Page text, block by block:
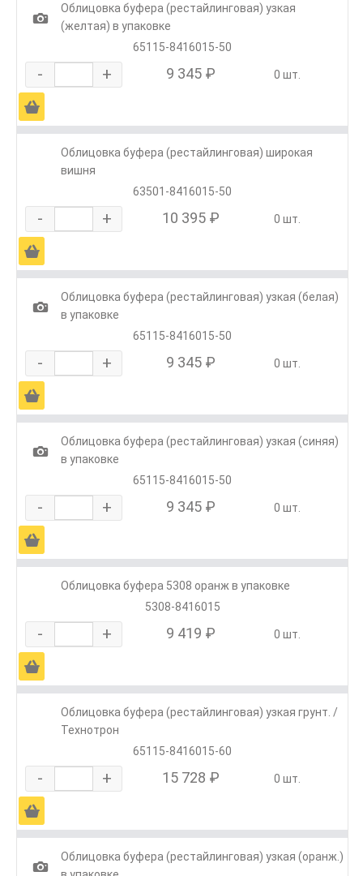
1
Облицовка буфера (рестайлинговая) узкая
(желтая) в упаковке
65115-8416015-50
- + 9 345 ₽ 0 шт.
Ä
Облицовка буфера (рестайлинговая) широкая
вишня
63501-8416015-50
- + 10 395 ₽ 0 шт.
Ä
1
Облицовка буфера (рестайлинговая) узкая (белая)
в упаковке
65115-8416015-50
- + 9 345 ₽ 0 шт.
Ä
1
Облицовка буфера (рестайлинговая) узкая (синяя)
в упаковке
65115-8416015-50
- + 9 345 ₽ 0 шт.
Ä
Облицовка буфера 5308 оранж в упаковке
5308-8416015
- + 9 419 ₽ 0 шт.
Ä
Облицовка буфера (рестайлинговая) узкая грунт. /
Технотрон
65115-8416015-60
- + 15 728 ₽ 0 шт.
Ä
1
Облицовка буфера (рестайлинговая) узкая (оранж.)